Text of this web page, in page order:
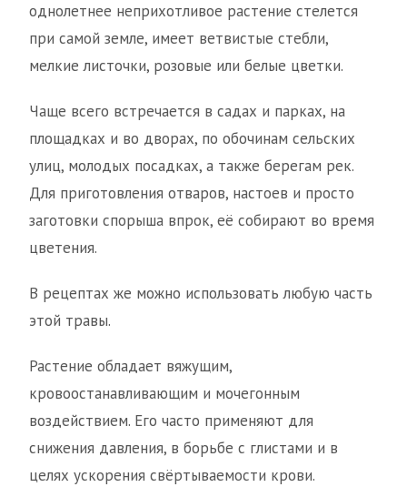
однолетнее неприхотливое растение стелется
при самой земле, имеет ветвистые стебли,
мелкие листочки, розовые или белые цветки.
Чаще всего встречается в садах и парках, на
площадках и во дворах, по обочинам сельских
улиц, молодых посадках, а также берегам рек.
Для приготовления отваров, настоев и просто
заготовки спорыша впрок, её собирают во время
цветения.
В рецептах же можно использовать любую часть
этой травы.
Растение обладает вяжущим,
кровоостанавливающим и мочегонным
воздействием. Его часто применяют для
снижения давления, в борьбе с глистами и в
целях ускорения свёртываемости крови.